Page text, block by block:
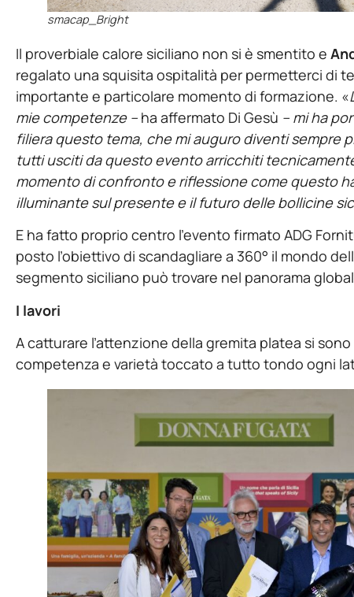
smacap_Bright
Il proverbiale calore siciliano non si è smentito e
regalato una squisita ospitalità per permetterci di
importante e particolare momento di formazione. «
mie competenze – ha affermato Di Gesù – mi ha
filiera questo tema, che mi auguro diventi sempre
tutti usciti da questo evento arricchiti
momento di confronto e riflessione come questo
illuminante sul presente e il futuro delle bollicine
E ha fatto proprio centro l’evento firmato ADG
posto l’obiettivo di scandagliare a 360° il mondo
segmento siciliano può trovare nel panorama
I lavori
A catturare l’attenzione della gremita platea si
competenza e varietà toccato a tutto tondo ogni